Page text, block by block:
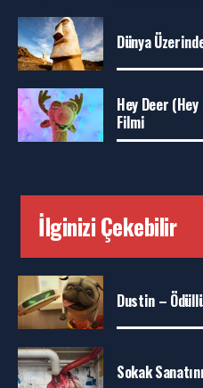
Dünya
Hey Deer
Filmi
İlginizi Çekebilir
Dustin –
Sokak